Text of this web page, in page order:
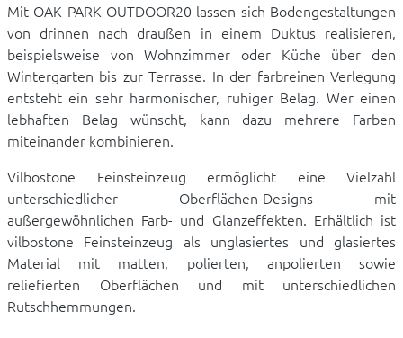
Mit OAK PARK OUTDOOR20 lassen sich Bodengestaltungen
von drinnen nach draußen in einem Duktus realisieren,
beispielsweise von Wohnzimmer oder Küche über den
Wintergarten bis zur Terrasse. In der farbreinen Verlegung
entsteht ein sehr harmonischer, ruhiger Belag. Wer einen
lebhaften Belag wünscht, kann dazu mehrere Farben
miteinander kombinieren.
Vilbostone Feinsteinzeug ermöglicht eine Vielzahl
unterschiedlicher Oberflächen-Designs mit
außergewöhnlichen Farb- und Glanzeffekten. Erhältlich ist
vilbostone Feinsteinzeug als unglasiertes und glasiertes
Material mit matten, polierten, anpolierten sowie
reliefierten Oberflächen und mit unterschiedlichen
Rutschhemmungen.